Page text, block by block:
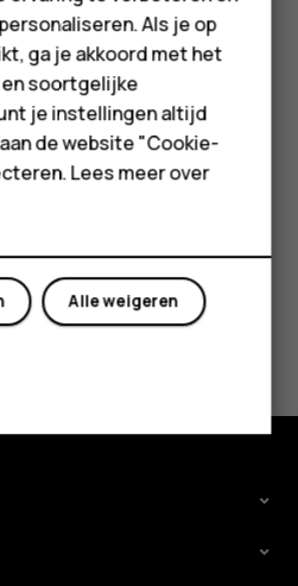
mode_editen bewerkt u de details.
.
nuttig?
Als je op
ga je akkoord met het
soortgelijke
je instellingen altijd
de website "Cookie-
Lees meer over
Alle weigeren